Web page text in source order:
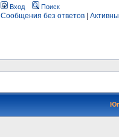
Вход Поиск
Сообщения без ответов